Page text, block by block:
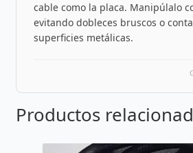
cable como la placa. Manipúlalo
evitando dobleces bruscos o
superficies metálicas.
Productos